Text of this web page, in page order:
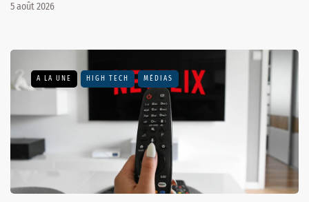
5 août 2026
A LA UNE HIGH TECH MÉDIAS